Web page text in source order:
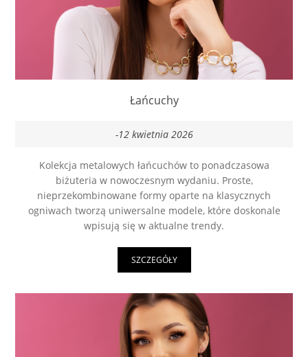
Łańcuchy
-12 kwietnia 2026
Kolekcja metalowych łańcuchów to ponadczasowa
biżuteria w nowoczesnym wydaniu. Proste,
nieprzekombinowane formy oparte na klasycznych
ogniwach tworzą uniwersalne modele, które doskonale
wpisują się w aktualne trendy.
SZCZEGÓŁY